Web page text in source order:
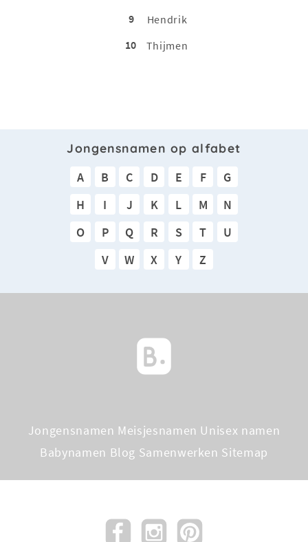
9
Hendrik
10
Thijmen
Jongensnamen op alfabet
A B C D E F
G
H
I J K L M
N
O
P Q R S T
U
V
W X Y Z
Jongensnamen Meisjesnamen Unisex namen
Babynamen Blog Samenwerken Sitemap